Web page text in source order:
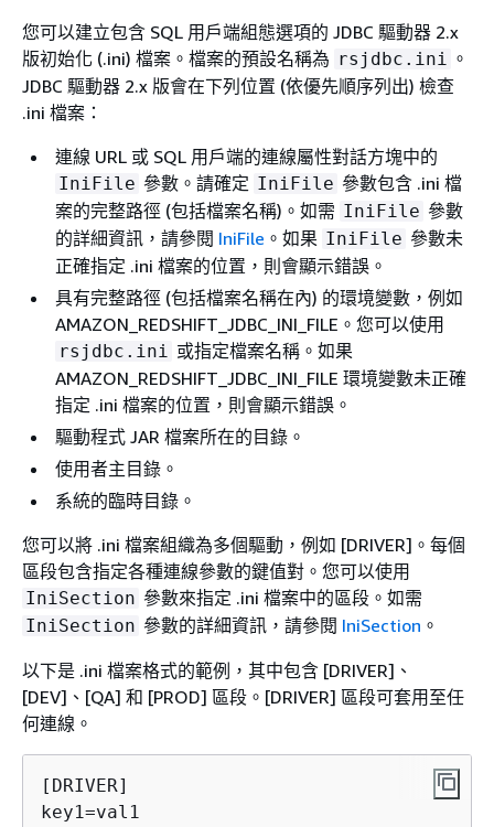
您可以建立包含 SQL 用戶端組態選項的 JDBC 驅動器 2.x
版初始化 (.ini) 檔案。檔案的預設名稱為 rsjdbc.ini 。
JDBC 驅動器 2.x 版會在下列位置 (依優先順序列出) 檢查
.ini 檔案：
連線 URL 或 SQL 用戶端的連線屬性對話方塊中的
IniFile 參數。請確定 IniFile 參數包含 .ini 檔
案的完整路徑 (包括檔案名稱)。如需 IniFile 參數
的詳細資訊，請參閱 IniFile 。如果 IniFile 參數未
正確指定 .ini 檔案的位置，則會顯示錯誤。
具有完整路徑 (包括檔案名稱在內) 的環境變數，例如
AMAZON_REDSHIFT_JDBC_INI_FILE。您可以使用
rsjdbc.ini 或指定檔案名稱。如果
AMAZON_REDSHIFT_JDBC_INI_FILE 環境變數未正確
指定 .ini 檔案的位置，則會顯示錯誤。
驅動程式 JAR 檔案所在的目錄。
使用者主目錄。
系統的臨時目錄。
您可以將 .ini 檔案組織為多個驅動，例如 [DRIVER]。每個
區段包含指定各種連線參數的鍵值對。您可以使用
IniSection 參數來指定 .ini 檔案中的區段。如需
IniSection 參數的詳細資訊，請參閱 IniSection 。
以下是 .ini 檔案格式的範例，其中包含 [DRIVER]、
[DEV]、[QA] 和 [PROD] 區段。[DRIVER] 區段可套用至任
何連線。
[DRIVER]
key1=val1